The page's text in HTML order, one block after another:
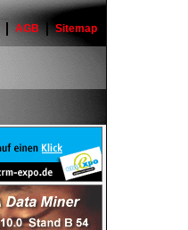
AGB Sitemap